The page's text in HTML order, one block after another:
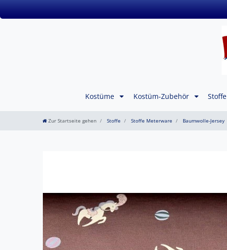
Kostüme Kostüm-Zubehör Stoffe
Zur Startseite gehen Stoffe Stoffe Meterware Baumwolle-Jersey